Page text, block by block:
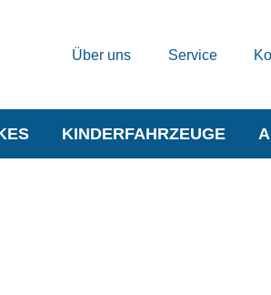
Über uns Service
KINDERFAHRZEUGE